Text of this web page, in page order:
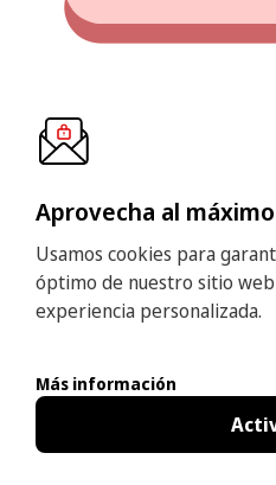
Aprovecha al
Usamos cookies para
óptimo de nuestro sitio
experiencia personalizada.
Más información